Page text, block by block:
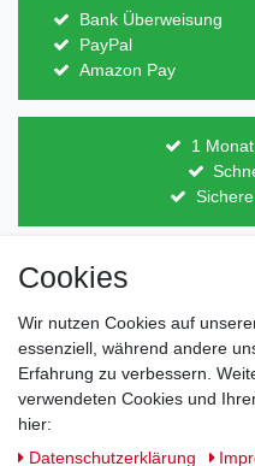
Bank Überweisung
PayPal
Amazon Pay
1
Direkt vom Hersteller
Lagerware
Cookies
Wir nutzen Cookies auf
essenziell, während andere
Erfahrung zu verbessern.
verwendeten Cookies und
hier:
Daten­schutz­erklärung